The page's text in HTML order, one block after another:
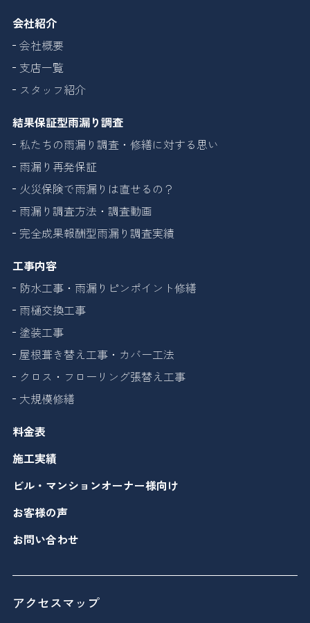
会社紹介
会社概要
支店一覧
スタッフ紹介
結果保証型雨漏り調査
私たちの雨漏り調査・修繕に対する思い
雨漏り再発保証
火災保険で雨漏りは直せるの？
雨漏り調査方法・調査動画
完全成果報酬型雨漏り調査実績
工事内容
防水工事・雨漏りピンポイント修繕
雨樋交換工事
塗装工事
屋根葺き替え工事・カバー工法
クロス・フローリング張替え工事
大規模修繕
料金表
施工実績
ビル・マンションオーナー様向け
お客様の声
お問い合わせ
アクセスマップ